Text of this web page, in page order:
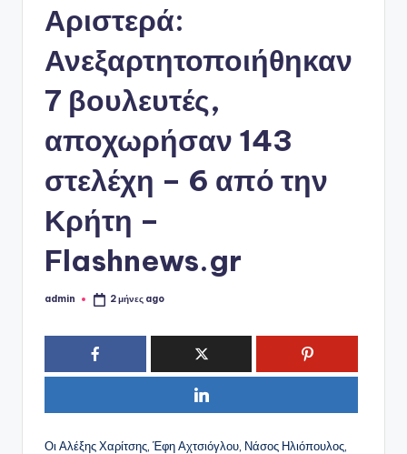
Αριστερά:
Ανεξαρτητοποιήθηκαν
7 βουλευτές,
αποχωρήσαν 143
στελέχη – 6 από την
Κρήτη –
Flashnews.gr
Συγγραφέας:
admin 2 μήνες ago
Οι Αλέξης Χαρίτσης, Έφη Αχτσιόγλου, Νάσος Ηλιόπουλος,